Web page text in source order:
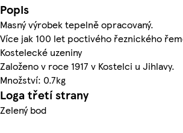
Popis
Masný výrobek tepelně opracovaný.
Více jak 100 let poctivého řeznického
Kostelecké uzeniny
Založeno v roce 1917 v Kostelci u Jihlavy.
Množství: 0.7kg
Loga třetí strany
Zelený bod